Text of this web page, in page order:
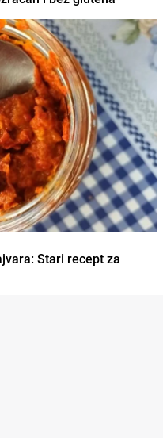
Stari recept za